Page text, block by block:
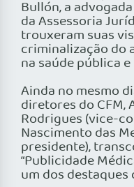
Bullón, a
da Assessoria
trouxeram suas
criminalização do
na saúde pública
Ainda no mesmo
diretores do CFM,
Rodrigues (vice-
Nascimento das
presidente),
“Publicidade
um dos destaques